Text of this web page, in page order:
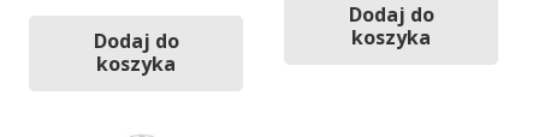
Dodaj do
koszyka
Dodaj do
koszyka